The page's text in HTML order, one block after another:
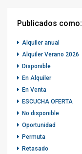
Publicados como:
Alquiler anual
Alquiler Verano 2026
Disponible
En Alquiler
En Venta
ESCUCHA OFERTA
No disponible
Oportunidad
Permuta
Retasado